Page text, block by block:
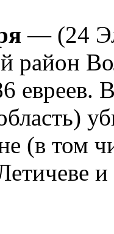
— (24
район
евреев.
(в том